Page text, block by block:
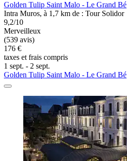
Golden Tulip Saint Malo - Le Grand Bé
Intra Muros, à 1,7 km de : Tour Solidor
9,2/10
Merveilleux
(539 avis)
176 €
taxes et frais compris
1 sept. - 2 sept.
Golden Tulip Saint Malo - Le Grand Bé